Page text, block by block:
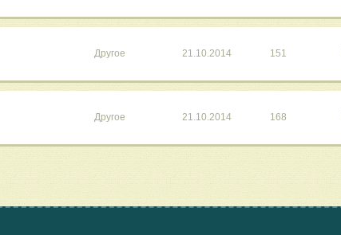
Другое 21.10.2014 151
Другое 21.10.2014 168